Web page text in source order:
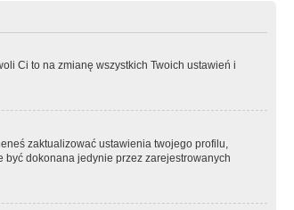
Ci to na zmianę wszystkich Twoich ustawień i
zaktualizować ustawienia twojego profilu,
być dokonana jedynie przez zarejestrowanych